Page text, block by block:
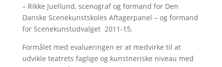
– Rikke Juellund, scenograf og formand for Den
Danske Scenekunstskoles Aftagerpanel – og formand
for Scenekunstudvalget 2011-15.
Formålet med evalueringen er at medvirke til at
udvikle teatrets faglige og kunstneriske niveau med